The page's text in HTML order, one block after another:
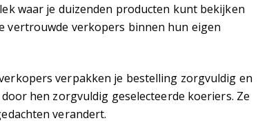
waar je duizenden producten kunt bekijken
vertrouwde verkopers binnen hun eigen
verpakken je bestelling zorgvuldig en
hen zorgvuldig geselecteerde koeriers. Ze
verandert.